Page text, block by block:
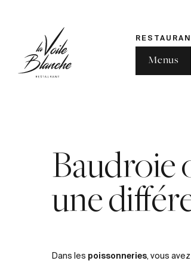
Menus
Baudroie
une
Dans les poissonneries, vous